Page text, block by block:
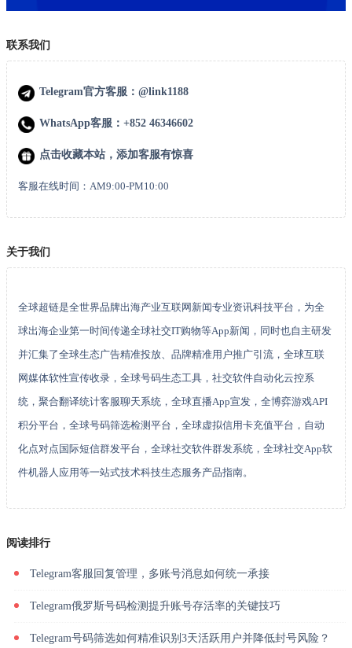
联系我们
Telegram官方客服：@link1188
WhatsApp客服：+852 46346602
点击收藏本站，添加客服有惊喜
客服在线时间：AM9:00-PM10:00
关于我们
全球超链是全世界品牌出海产业互联网新闻专业资讯科技平台，为全
球出海企业第一时间传递全球社交IT购物等App新闻，同时也自主研发
并汇集了全球生态广告精准投放、品牌精准用户推广引流，全球互联
网媒体软性宣传收录，全球号码生态工具，社交软件自动化云控系
统，聚合翻译统计客服聊天系统，全球直播App宣发，全博弈游戏API
积分平台，全球号码筛选检测平台，全球虚拟信用卡充值平台，自动
化点对点国际短信群发平台，全球社交软件群发系统，全球社交App软
件机器人应用等一站式技术科技生态服务产品指南。
阅读排行
Telegram客服回复管理，多账号消息如何统一承接
Telegram俄罗斯号码检测提升账号存活率的关键技巧
Telegram号码筛选如何精准识别3天活跃用户并降低封号风险？